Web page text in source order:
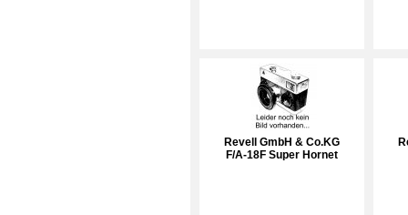
Revell GmbH & Co.KG
F/A-18F Super Hornet